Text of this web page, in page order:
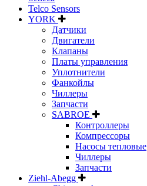
Telco Sensors
YORK
Датчики
Двигатели
Клапаны
Платы управления
Уплотнители
Фанкойлы
Чиллеры
Запчасти
SABROE
Контроллеры
Компрессоры
Насосы тепловые
Чиллеры
Запчасти
Ziehl-Abegg